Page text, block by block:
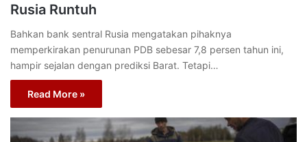
Rusia Runtuh
Bahkan bank sentral Rusia mengatakan pihaknya
memperkirakan penurunan PDB sebesar 7,8 persen tahun ini,
hampir sejalan dengan prediksi Barat. Tetapi…
Read More »